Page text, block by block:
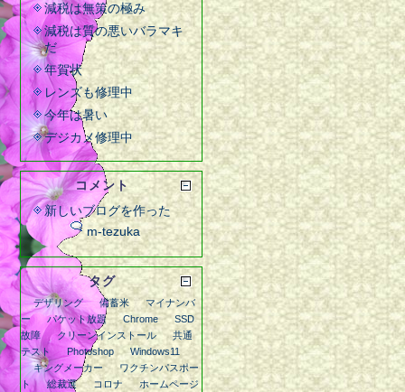
減税は無策の極み
減税は質の悪いバラマキ
だ
年賀状
レンズも修理中
今年は暑い
デジカメ修理中
コメント
新しいブログを作った
m-tezuka
タグ
デザリング 備蓄米
マイナンバ
ー
パケット放題 Chrome
SSD
故障
クリーンインストール
共通
テスト
Photoshop
Windows11
キングメーカー
ワクチンパスポー
ト
総裁選 コロナ ホームページ